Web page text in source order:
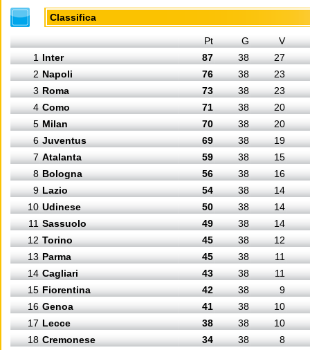
Classifica
Pt G
V
1 Inter 87 38
27
2 Napoli 76 38
23
3 Roma 73 38
23
4 Como 71 38
20
5 Milan 70 38
20
6 Juventus 69 38
19
7 Atalanta 59 38
15
8 Bologna 56 38
16
9 Lazio 54 38
14
10 Udinese 50 38
14
11 Sassuolo 49 38
14
12 Torino 45 38
12
13 Parma 45 38
11
14 Cagliari 43 38
11
15 Fiorentina 42 38
9
16 Genoa 41 38
10
17 Lecce 38 38
10
18 Cremonese 34 38
8